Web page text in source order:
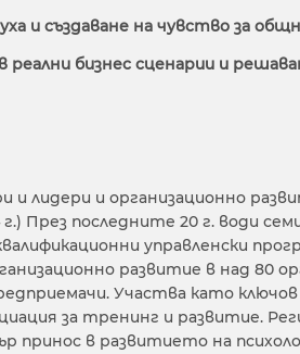
и създаване на чувство за
бизнес сценарии и
и лидери и организационно
През последните 20 г. води
управленски
развитие в над 80
Участва като
за тренинг и развитие.
принос в развитието на